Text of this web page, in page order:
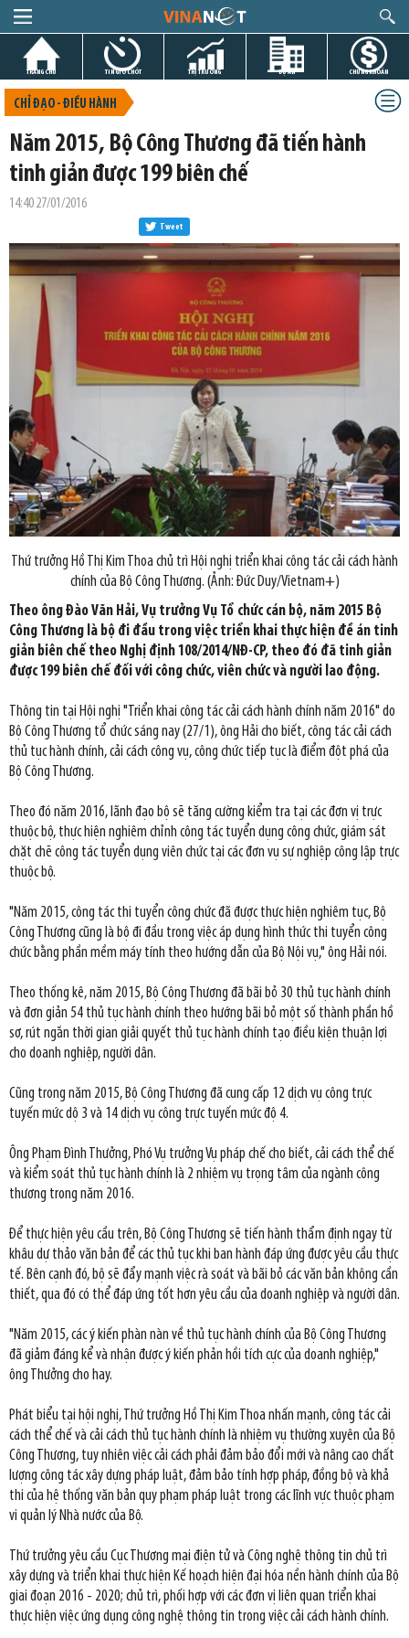
TRANG CHỦ TIN GIỜ CHÓT THỊ TRƯỜNG DỰ ÁN CHỨNG KHOÁN
CHỈ ĐẠO - ĐIỀU HÀNH
Năm 2015, Bộ Công Thương đã tiến hành
tinh giản được 199 biên chế
14:40 27/01/2016
Tweet
Thứ trưởng Hồ Thị Kim Thoa chủ trì Hội nghị triển khai công tác cải cách hành
chính của Bộ Công Thương. (Ảnh: Đức Duy/Vietnam+)
Theo ông Đào Văn Hải, Vụ trưởng Vụ Tổ chức cán bộ, năm 2015 Bộ
Công Thương là bộ đi đầu trong việc triển khai thực hiện đề án tinh
giản biên chế theo Nghị định 108/2014/NĐ-CP, theo đó đã tinh giản
được 199 biên chế đối với công chức, viên chức và người lao động.
Thông tin tại Hội nghị "Triển khai công tác cải cách hành chính năm 2016" do
Bộ Công Thương tổ chức sáng nay (27/1), ông Hải cho biết, công tác cải cách
thủ tục hành chính, cải cách công vụ, công chức tiếp tục là điểm đột phá của
Bộ Công Thương​.
Theo đó năm 2016, lãnh đạo bộ sẽ tăng cường kiểm tra tại các đơn vị trực
thuộc bộ, thực hiện nghiêm chỉnh công tác tuyển dụng công chức, giám sát
chặt chẽ công tác tuyển dụng viên chức tại các đơn vụ sự nghiệp công lập trực
thuộc bộ.
"Năm 2015, công tác thi tuyển công chức đã được thực hiện nghiêm tục, Bộ
Công Thương cũng là bộ đi đầu trong việc áp dụng hình thức thi tuyển công
chức bằng phần mềm máy tính theo hướng dẫn của Bộ Nội vụ," ông Hải nói.
Theo thống kê, năm 2015, Bộ Công Thương đã bãi bỏ 30 thủ tục hành chính
và đơn giản 54 thủ tục hành chính theo hướng bãi bỏ một số thành phần hồ
sơ, rút ngắn thời gian giải quyết thủ tục hành chính tạo điều kiện thuận lợi
cho doanh nghiệp, người dân.
Cũng trong năm 2015, Bộ Công Thương đã cung cấp 12 dịch vụ công trực
tuyến mức dộ 3 và 14 dịch vụ công trực tuyến mức độ 4.
Ông Phạm Đình Thưởng, Phó Vụ trưởng Vụ pháp chế cho biết, cải cách thể chế
và kiểm soát thủ tục hành chính là 2 nhiệm vụ trọng tâm của ngành công
thương trong năm 2016.
Để thực hiện yêu cầu trên, Bộ Công Thương sẽ tiến hành thẩm định ngay từ
khâu dự thảo văn bản để các thủ tục khi ban hành đáp ứng được yêu cầu thực
tế. Bên cạnh đó, bộ sẽ đẩy mạnh việc rà soát và bãi bỏ các văn bản không cần
thiết, qua đó có thể đáp ứng tốt hơn yêu cầu của doanh nghiệp và người dân.
"Năm 2015, các ý kiến phàn nàn về thủ tục hành chính của Bộ Công Thương
đã giảm đáng kể và nhận được ý kiến phản hồi tích cực của doanh nghiệp,"
ông Thưởng cho hay.
Phát biểu tại hội nghị, Thứ trưởng Hồ Thị Kim Thoa nhấn mạnh, công tác cải
cách thể chế và cải cách thủ tục hành chính là nhiệm vụ thường xuyên của Bộ
Công Thương, tuy nhiên việc cải cách phải đảm bảo đổi mới và nâng cao chất
lượng công tác xây dựng pháp luật, đảm bảo tính hợp pháp, ​đồng bộ và khả
thi của hệ thống văn bản quy phạm pháp luật trong các lĩnh vực thuộc phạm
vi quản lý Nhà nước của Bộ.
Thứ trưởng yêu cầu Cục Thương mại điện tử và Công nghệ thông tin chủ trì
xây dựng và triển khai thực hiện Kế hoạch hiện đại hóa nền hành chính của Bộ
giai đoạn 2016 - 2020; chủ trì, phối hợp với các đơn vị liên quan triển khai
thực hiện việc ứng dụng công nghệ thông tin trong ​việc cải cách hành chính.